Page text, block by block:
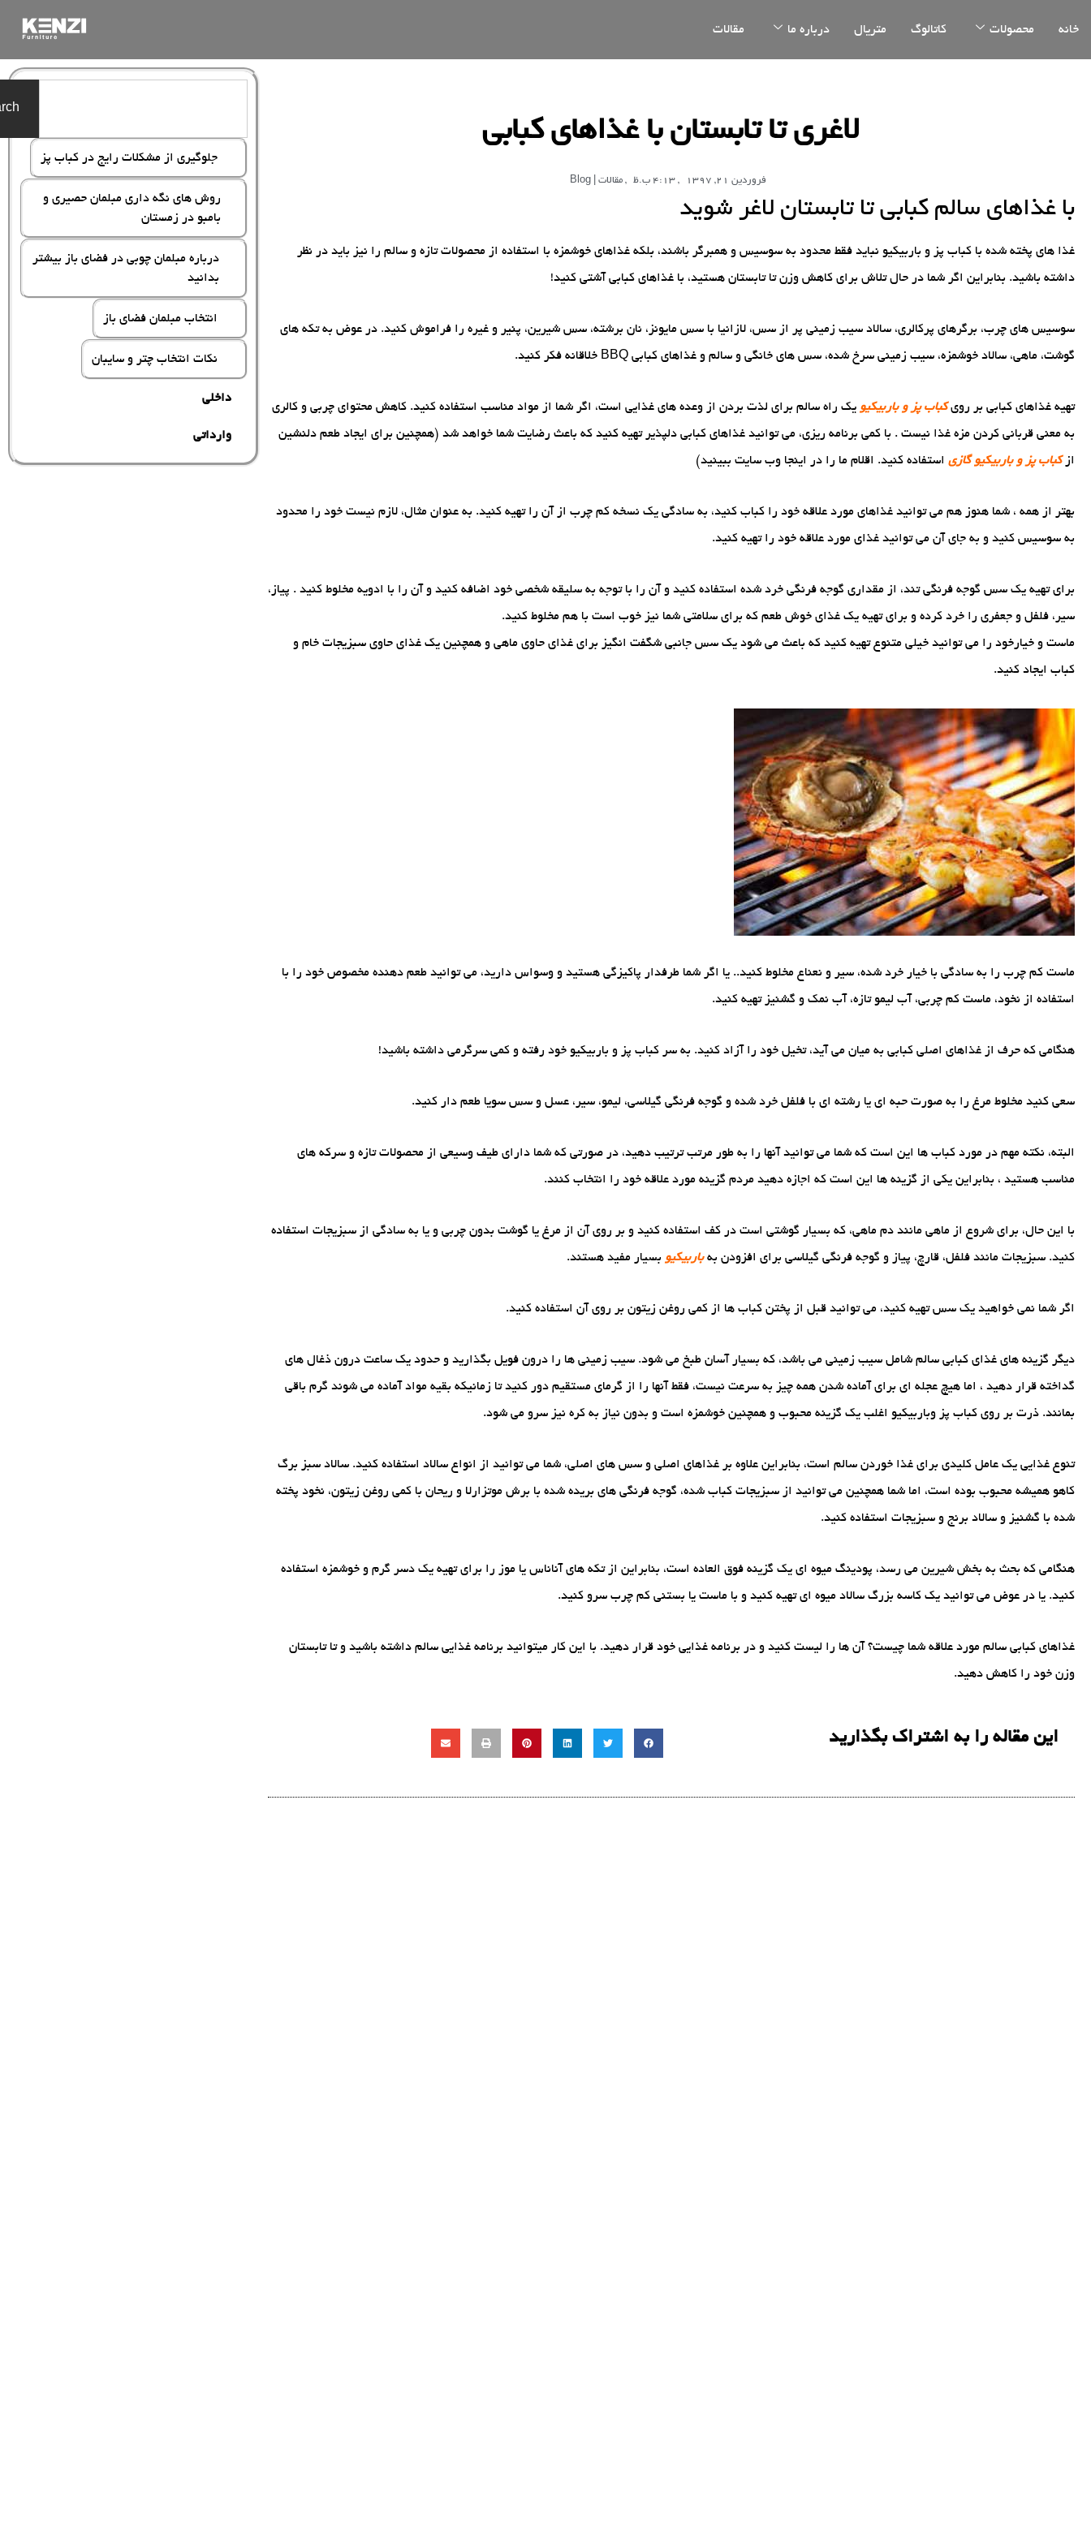
خانه محصولات کاتالوگ متریال درباره ما مقالات
لاغری تا تابستان با غذاهای کبابی
فروردین 21, 1397 , 4:13 ب.ظ , مقالات | Blog
با غذاهای سالم کبابی تا تابستان لاغر شوید
غذا های پخته شده با کباب پز و باربیکیو نباید فقط محدود به سوسیس و همبرگر باشند، بلکه غذاهای خوشمزه با استفاده از محصولات تازه و سالم را نیز باید در نظر
داشته باشید. بنابراین اگر شما در حال تلاش برای کاهش وزن تا تابستان هستید، با غذاهای کبابی آشتی کنید!
سوسیس های چرب، برگرهای پرکالری، سالاد سیب زمینی پر از سس، لازانیا با سس مایونز، نان برشته، سس شیرین، پنیر و غیره را فراموش کنید. در عوض به تکه های
گوشت، ماهی، سالاد خوشمزه، سیب زمینی سرخ شده، سس های خانگی و سالم و غذاهای کبابی BBQ خلاقانه فکر کنید.
تهیه غذاهای کبابی بر رویکباب پز و باربیکیو یک راه سالم برای لذت بردن از وعده های غذایی است، اگر شما از مواد مناسب استفاده کنید. کاهش محتوای چربی و کالری
به معنی قربانی کردن مزه غذا نیست . با کمی برنامه ریزی، می توانید غذاهای کبابی دلپذیر تهیه کنید که باعث رضایت شما خواهد شد (همچنین برای ایجاد طعم دلنشین
ازکباب پز و باربیکیو گازی استفاده کنید. اقلام ما را در اینجا وب سایت ببینید)
بهتر از همه ، شما هنوز هم می توانید غذاهای مورد علاقه خود را کباب کنید، به سادگی یک نسخه کم چرب از آن را تهیه کنید. به عنوان مثال، لازم نیست خود را محدود
به سوسیس کنید و به جای آن می توانید غذای مورد علاقه خود را تهیه کنید.
برای تهیه یک سس گوجه فرنگی تند، از مقداری گوجه فرنگی خرد شده استفاده کنید و آن را با توجه به سلیقه شخصی خود اضافه کنید و آن را با ادویه مخلوط کنید . پیاز،
سیر، فلفل و جعفری را خرد کرده و برای تهیه یک غذای خوش طعم که برای سلامتی شما نیز خوب است با هم مخلوط کنید.
ماست و خیارخود را می توانید خیلی متنوع تهیه کنید که باعث می شود یک سس جانبی شگفت انگیز برای غذای حاوی ماهی و همچنین یک غذای حاوی سبزیجات خام و
کباب ایجاد کنید.
ماست کم چرب را به سادگی با خیار خرد شده، سیر و نعناع مخلوط کنید.. یا اگر شما طرفدار پاکیزگی هستید و وسواس دارید، می توانید طعم دهنده مخصوص خود را با
استفاده از نخود، ماست کم چربی، آب لیمو تازه، آب نمک و گشنیز تهیه کنید.
هنگامی که حرف از غذاهای اصلی کبابی به میان می آید، تخیل خود را آزاد کنید. به سر کباب پز و باربیکیو خود رفته و کمی سرگرمی داشته باشید!
سعی کنید مخلوط مرغ را به صورت حبه ای یا رشته ای با فلفل خرد شده و گوجه فرنگی گیلاسی، لیمو، سیر، عسل و سس سویا طعم دار کنید.
البته، نکته مهم در مورد کباب ها این است که شما می توانید آنها را به طور مرتب ترتیب دهید، در صورتی که شما دارای طیف وسیعی از محصولات تازه و سرکه های
مناسب هستید ، بنابراین یکی از گزینه ها این است که اجازه دهید مردم گزینه مورد علاقه خود را انتخاب کنند.
با این حال، برای شروع از ماهی مانند دم ماهی، که بسیار گوشتی است در کف استفاده کنید و بر روی آن از مرغ یا گوشت بدون چربی و یا به سادگی از سبزیجات استفاده
کنید. سبزیجات مانند فلفل، قارچ، پیاز و گوجه فرنگی گیلاسی برای افزودن بهباربیکیو بسیار مفید هستند.
اگر شما نمی خواهید یک سس تهیه کنید، می توانید قبل از پختن کباب ها از کمی روغن زیتون بر روی آن استفاده کنید.
دیگر گزینه های غذای کبابی سالم شامل سیب زمینی می باشد، که بسیار آسان طبخ می شود. سیب زمینی ها را درون فویل بگذارید و حدود یک ساعت درون ذغال های
گداخته قرار دهید ، اما هیچ عجله ای برای آماده شدن همه چیز به سرعت نیست، فقط آنها را از گرمای مستقیم دور کنید تا زمانیکه بقیه مواد آماده می شوند گرم باقی
بمانند. ذرت بر روی کباب پز وباربیکیو اغلب یک گزینه محبوب و همچنین خوشمزه است و بدون نیاز به کره نیز سرو می شود.
تنوع غذایی یک عامل کلیدی برای غذا خوردن سالم است، بنابراین علاوه بر غذاهای اصلی و سس های اصلی، شما می توانید از انواع سالاد استفاده کنید. سالاد سبز برگ
کاهو همیشه محبوب بوده است، اما شما همچنین می توانید از سبزیجات کباب شده، گوجه فرنگی های بریده شده با برش موتزارلا و ریحان با کمی روغن زیتون، نخود پخته
شده با گشنیز و سالاد برنج و سبزیجات استفاده کنید.
هنگامی که بحث به بخش شیرین می رسد، پودینگ میوه ای یک گزینه فوق العاده است، بنابراین از تکه های آناناس یا موز را برای تهیه یک دسر گرم و خوشمزه استفاده
کنید. یا در عوض می توانید یک کاسه بزرگ سالاد میوه ای تهیه کنید و با ماست یا بستنی کم چرب سرو کنید.
غذاهای کبابی سالم مورد علاقه شما چیست؟ آن ها را لیست کنید و در برنامه غذایی خود قرار دهید. با این کار میتوانید برنامه غذایی سالم داشته باشید و تا تابستان
وزن خود را کاهش دهید.
این مقاله را به اشتراک بگذارید
جلوگیری از مشکلات رایج در کباب پز
روش های نگه داری مبلمان حصیری و
بامبو در زمستان
درباره مبلمان چوبی در فضای باز بیشتر
بدانید
انتخاب مبلمان فضای باز
نکات انتخاب چتر و سایبان
داخلی
وارداتی